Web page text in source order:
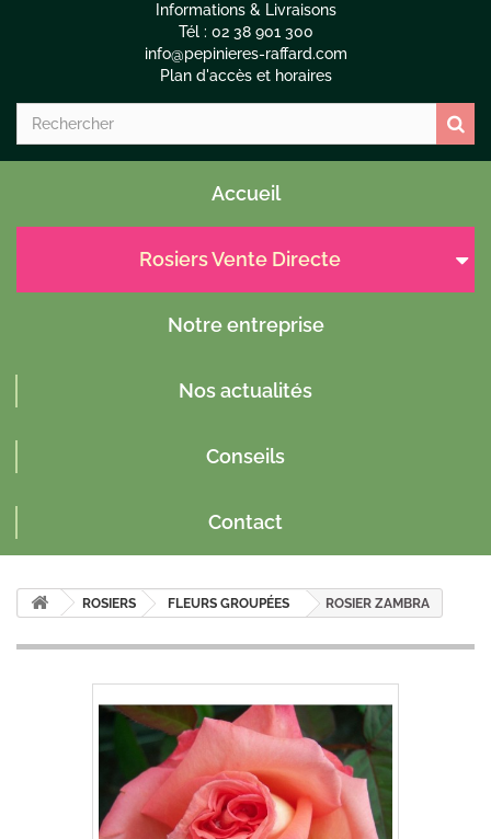
Informations & Livraisons
Tél : 02 38 901 300
info@pepinieres-raffard.com
Plan d'accès et horaires
Accueil
Rosiers Vente Directe
Notre entreprise
Nos actualités
Conseils
Contact
ROSIERS FLEURS GROUPÉES ROSIER ZAMBRA